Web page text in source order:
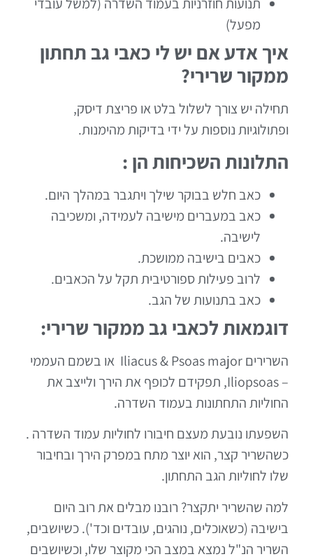
מפעל)
איך אדע אם יש לי כאבי גב תחתון
ממקור שרירי?
תחילה יש צורך לשלול בלט או פריצת דיסק,
ופתולוגיות נוספות על ידי בדיקות מהימנות.
התלונות השכיחות הן :
כאב חלש בבוקר שילך ויתגבר במהלך היום.
כאב במעברים מישיבה לעמידה, ומשכיבה
לישיבה.
כאבים בישיבה ממושכת.
לרוב פעילות ספורטיבית תקל על הכאבים.
כאב בתנועות של הגב.
דוגמאות לכאבי גב ממקור שרירי:
השרירים Iliacus & Psoas major או בשמם העממי
– Iliopsoas, תפקידם לכופף את הירך ולייצב את
החוליות התחתונות בעמוד השדרה.
השפעתו נובעת מעצם חיבורו לחוליות עמוד השדרה .
כשהשריר קצר, הוא יוצר מתח במפרק הירך ובחיבור
שלו לחוליות הגב התחתון.
למה שהשריר יתקצר? רובנו מבלים את רוב היום
בישיבה (כשאוכלים, נוהגים, עובדים וכד'). כשיושבים,
השריר הנ"ל נמצא במצב הכי מקוצר שלו, וכשיושבים